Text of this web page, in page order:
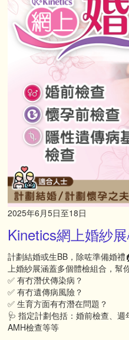
2025年6月5日至18日
Kinetics網上婚紗展
計劃結婚或生BB，除咗準備婚
上婚紗展涵蓋多個體檢組合，幫
✅ 有冇潛伏傳染病？
✅ 有冇遺傳病風險？
✅ 生育方面有冇潛在問題？
🩺 指定計劃包括：婚前檢查、週
AMH檢查等等